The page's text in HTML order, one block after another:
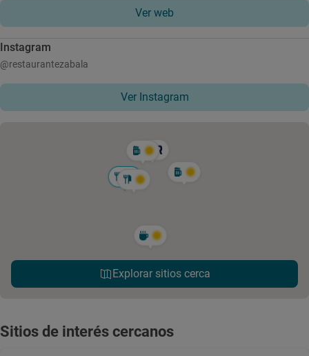
Ver web
Instagram
@restaurantezabala
Ver Instagram
Explorar sitios cerca
Sitios de interés cercanos